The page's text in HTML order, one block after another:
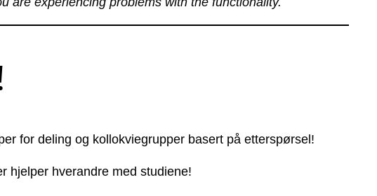
for deling og kollokviegrupper basert på etterspørsel!
hjelper hverandre med studiene!